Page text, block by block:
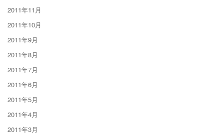
2011年11月
2011年10月
2011年9月
2011年8月
2011年7月
2011年6月
2011年5月
2011年4月
2011年3月